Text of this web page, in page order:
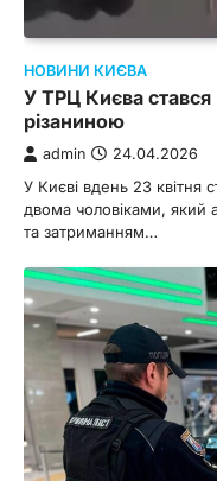
НОВИНИ КИЄВА
У ТРЦ Києва стався
різаниною
admin 24.04.2026
У Києві вдень 23 квітня
двома чоловіками, який
та затриманням…